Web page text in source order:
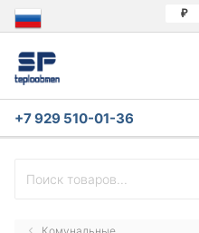
₽
+7 929 510-01-36